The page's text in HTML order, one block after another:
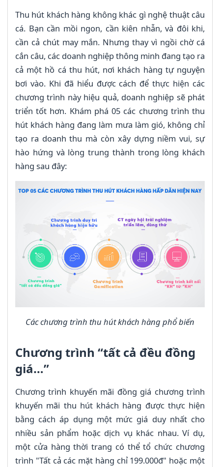
Thu hút khách hàng không khác gì nghệ thuật câu
cá. Bạn cần mồi ngon, cần kiên nhẫn, và đôi khi,
cần cả chút may mắn. Nhưng thay vì ngồi chờ cá
cắn câu, các doanh nghiệp thông minh đang tạo ra
cả một hồ cá thu hút, nơi khách hàng tự nguyện
bơi vào. Khi đã hiểu được cách để thực hiện các
chương trình này hiệu quả, doanh nghiệp sẽ phát
triển tốt hơn. Khám phá 05 các chương trình thu
hút khách hàng đang làm mưa làm gió, không chỉ
tạo ra doanh thu mà còn xây dựng niềm vui, sự
hào hứng và lòng trung thành trong lòng khách
hàng sau đây:
Các chương trình thu hút khách hàng phổ biến
Chương trình “tất cả đều đồng
giá…”
Chương trình khuyến mãi đồng giá chương trình
khuyến mãi thu hút khách hàng được thực hiện
bằng cách áp dụng một mức giá duy nhất cho
nhiều sản phẩm hoặc dịch vụ khác nhau. Ví dụ,
một cửa hàng thời trang có thể tổ chức chương
trình "Tất cả các mặt hàng chỉ 199.000đ" hoặc một